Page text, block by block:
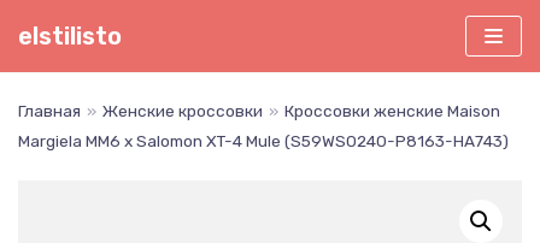
Перейти
elstilisto
Главная » Женские кроссовки » Кроссовки женские Maison
Margiela MM6 x Salomon XT-4 Mule (S59WS0240-P8163-HA743)